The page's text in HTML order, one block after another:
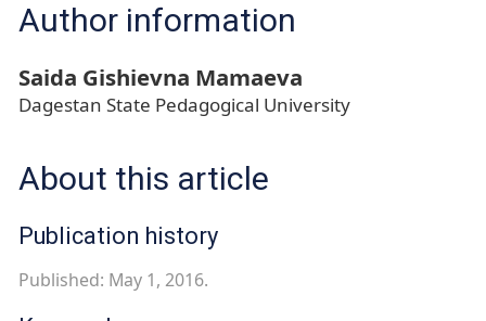
Author information
Saida Gishievna Mamaeva
Dagestan State Pedagogical University
About this article
Publication history
Published: May 1, 2016.